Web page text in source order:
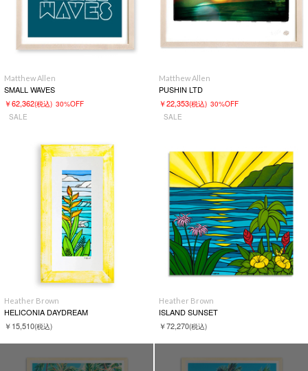
Matthew Allen
SMALL WAVES
￥62,362(税込) 30%OFF
SALE
Matthew Allen
PUSHIN LTD
￥22,353(税込) 30%OFF
SALE
Heather Brown
HELICONIA DAYDREAM
￥15,510(税込)
Heather Brown
ISLAND SUNSET
￥72,270(税込)